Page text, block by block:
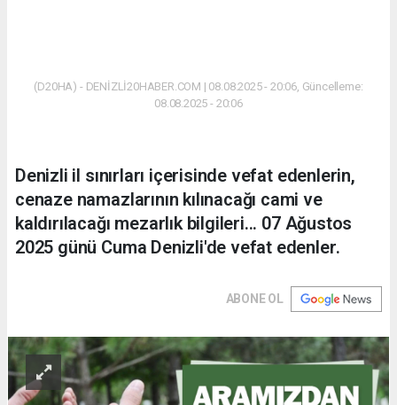
(D20HA) - DENİZLİ20HABER.COM | 08.08.2025 - 20:06, Güncelleme:
08.08.2025 - 20:06
Denizli il sınırları içerisinde vefat edenlerin,
cenaze namazlarının kılınacağı cami ve
kaldırılacağı mezarlık bilgileri... 07 Ağustos
2025 günü Cuma Denizli'de vefat edenler.
ABONE OL